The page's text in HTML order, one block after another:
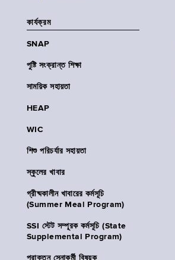
কার্যক্রম
SNAP
পুষ্টি সংক্রান্ত শিক্ষা
সাময়িক সহায়তা
HEAP
WIC
শিশু পরিচর্যার সহায়তা
স্কুলের খাবার
গ্রীষ্মকালীন খাবারের কর্মসূচি
(Summer Meal Program)
SSI স্টেট সম্পূরক কর্মসূচি (State
Supplemental Program)
প্রাক্তন সেনাকর্মী বিষয়ক